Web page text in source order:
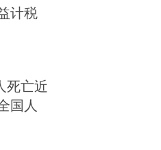
计税
死亡近
国人